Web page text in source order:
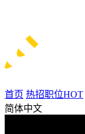
首页 热招职位HOT
简体中文